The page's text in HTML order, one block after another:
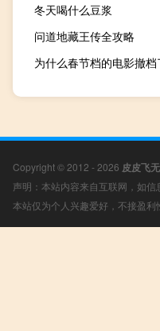
冬天喝什么豆浆
问道地藏王传全攻略
为什么春节档的电影撤档
Copyright © 2012 - 2026 皮皮飞
声明：本站内容来自互联网，如
本站仅为个人兴趣爱好，不接盈利